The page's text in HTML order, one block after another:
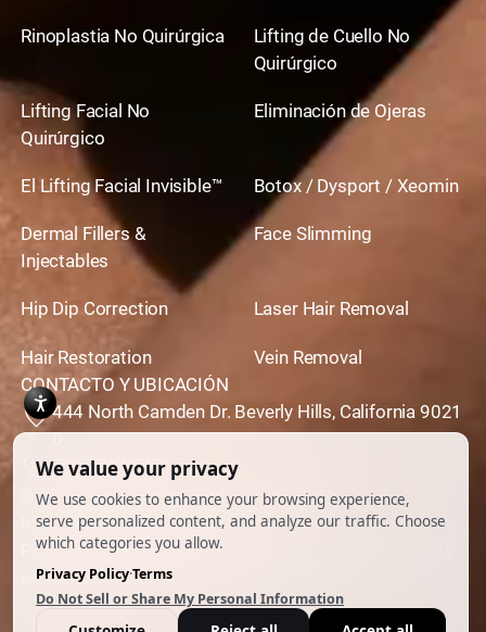
Rinoplastia No Quirúrgica
Lifting de Cuello No
Quirúrgico
Lifting Facial No
Quirúrgico
Eliminación de Ojeras
El Lifting Facial Invisible™ Botox / Dysport / Xeomin
Dermal Fillers &
Injectables
Face Slimming
Hip Dip Correction Laser Hair Removal
Hair Restoration
Vein Removal
CONTACTO Y UBICACIÓN
444 North Camden Dr. Beverly Hills, California 9021
0
310,651,6267
© 2026 Todos los derechos reservados.
Impulsado porAnkord Media
Política de privacidad|Descargo de responsabilidad y
condiciones de uso